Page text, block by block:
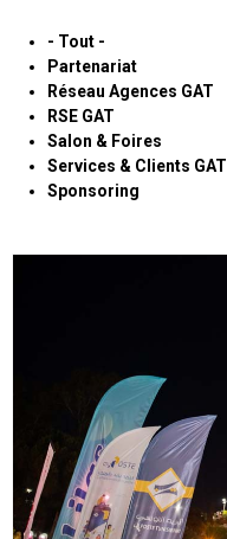
- Tout -
Partenariat
Réseau Agences GAT
RSE GAT
Salon & Foires
Services & Clients GAT
Sponsoring